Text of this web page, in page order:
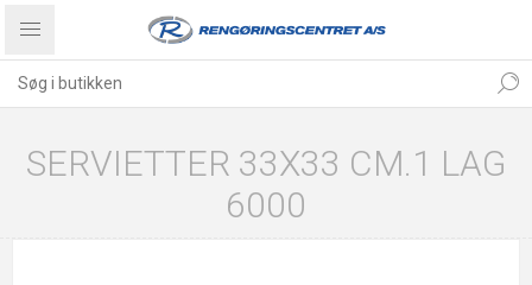
SERVIETTER 33X33 CM.1 LAG
6000